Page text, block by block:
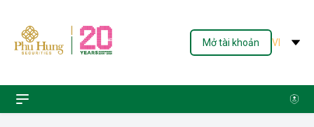
Mở tài khoản VI